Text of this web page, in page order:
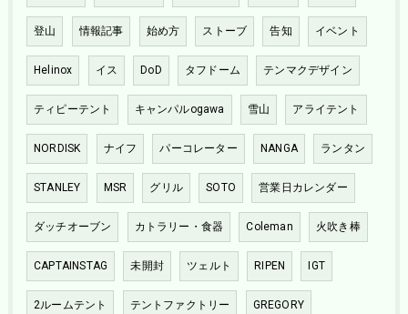
登山 情報記事 始め方 ストーブ 告知 イベント
Helinox イス DoD タフドーム テンマクデザイン
ティピーテント キャンパルogawa 雪山 アライテント
NORDISK ナイフ パーコレーター NANGA ランタン
STANLEY MSR グリル SOTO 営業日カレンダー
ダッチオーブン カトラリー・食器 Coleman 火吹き棒
CAPTAINSTAG 未開封 ツェルト RIPEN IGT
2ルームテント テントファクトリー GREGORY